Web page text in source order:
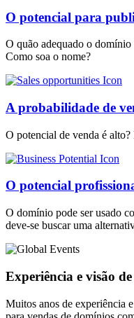
O potencial para
O quão adequado o domínio
Como soa o nome?
A probabilidade de
O potencial de venda é alto?
O potencial
O domínio pode ser usado
deve-se buscar uma
Experiência e visão
Muitos anos de experiência